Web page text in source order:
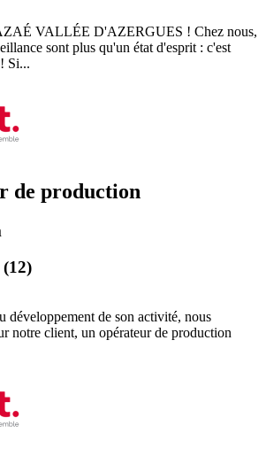
VALLÉE D'AZERGUES ! Chez nous,
sont plus qu'un état d'esprit : c'est
Si...
de production
(12)
développement de son activité, nous
notre client, un opérateur de production